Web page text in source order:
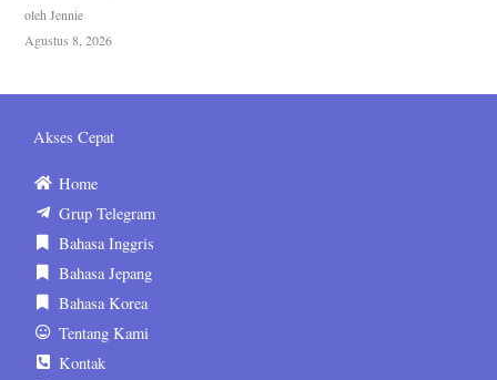
oleh Jennie
Agustus 8, 2026
Akses Cepat
Home
Grup Telegram
Bahasa Inggris
Bahasa Jepang
Bahasa Korea
Tentang Kami
Kontak